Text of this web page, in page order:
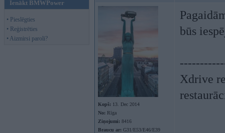
Ienākt BMWPower
• Pieslēgties
• Reģistrēties
• Aizmirsi paroli?
Kopš: 13. Dec 2014
No: Rīga
Ziņojumi: 8416
Braucu ar: G31/E53/E46/E39
būs
Xdrive